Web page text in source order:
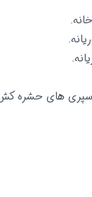
اسپری های